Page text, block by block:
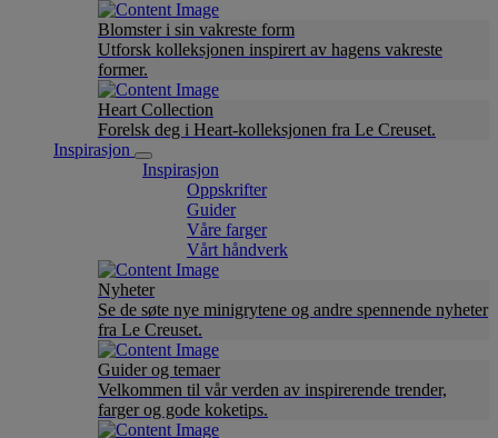
Blomster i sin vakreste form
Utforsk kolleksjonen inspirert av hagens vakreste
former.
Heart Collection
Forelsk deg i Heart-kolleksjonen fra Le Creuset.
Inspirasjon
Inspirasjon
Oppskrifter
Guider
Våre farger
Vårt håndverk
Nyheter
Se de søte nye minigrytene og andre spennende nyheter
fra Le Creuset.
Guider og temaer
Velkommen til vår verden av inspirerende trender,
farger og gode koketips.